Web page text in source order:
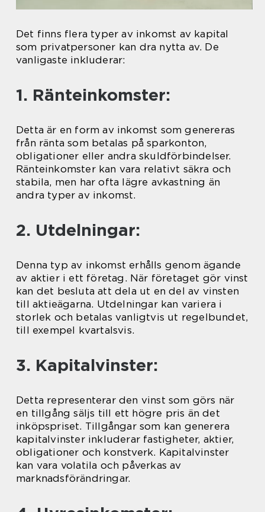
Det finns flera typer av inkomst av kapital
som privatpersoner kan dra nytta av. De
vanligaste inkluderar:
1. Ränteinkomster:
Detta är en form av inkomst som genereras
från ränta som betalas på sparkonton,
obligationer eller andra skuldförbindelser.
Ränteinkomster kan vara relativt säkra och
stabila, men har ofta lägre avkastning än
andra typer av inkomst.
2. Utdelningar:
Denna typ av inkomst erhålls genom ägande
av aktier i ett företag. När företaget gör vinst
kan det besluta att dela ut en del av vinsten
till aktieägarna. Utdelningar kan variera i
storlek och betalas vanligtvis ut regelbundet,
till exempel kvartalsvis.
3. Kapitalvinster:
Detta representerar den vinst som görs när
en tillgång säljs till ett högre pris än det
inköpspriset. Tillgångar som kan generera
kapitalvinster inkluderar fastigheter, aktier,
obligationer och konstverk. Kapitalvinster
kan vara volatila och påverkas av
marknadsförändringar.